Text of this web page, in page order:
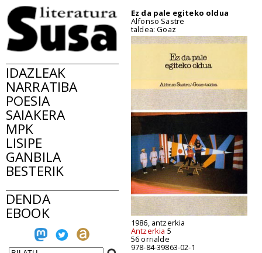
IDAZLEAK
NARRATIBA
POESIA
SAIAKERA
MPK
LISIPE
GANBILA
BESTERIK
DENDA
EBOOK
Ez da pale egiteko oldua
Alfonso Sastre
taldea: Goaz
1986, antzerkia
Antzerkia 5
56 orrialde
978-84-39863-02-1